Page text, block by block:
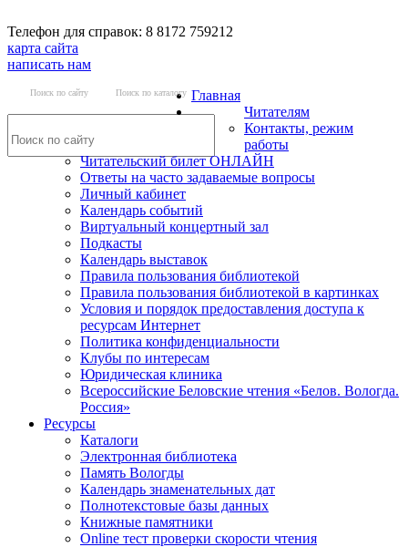
Телефон для справок: 8 8172 759212
карта сайта
написать нам
Поиск по сайту Поиск по каталогу Главная
Читателям
Контакты, режим
работы
Читательский билет ОНЛАЙН
Ответы на часто задаваемые вопросы
Личный кабинет
Календарь событий
Виртуальный концертный зал
Подкасты
Календарь выставок
Правила пользования библиотекой
Правила пользования библиотекой в картинках
Условия и порядок предоставления доступа к
ресурсам Интернет
Политика конфиденциальности
Клубы по интересам
Юридическая клиника
Всероссийские Беловские чтения «Белов. Вологда.
Россия»
Ресурсы
Каталоги
Электронная библиотека
Память Вологды
Календарь знаменательных дат
Полнотекстовые базы данных
Книжные памятники
Online тест проверки скорости чтения